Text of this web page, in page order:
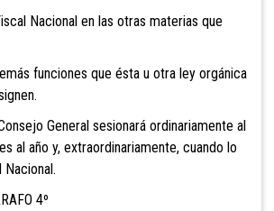
Nacional en las otras materias que
funciones que ésta u otra ley orgánica
General sesionará ordinariamente al
al año y, extraordinariamente, cuando lo
4º